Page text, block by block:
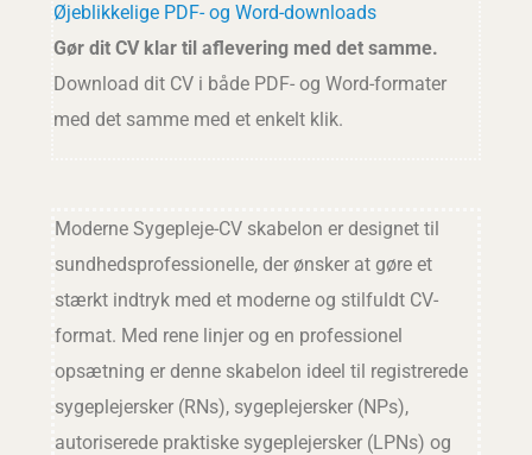
Øjeblikkelige PDF- og Word-downloads
Gør dit CV klar til aflevering med det samme.
Download dit CV i både PDF- og Word-formater
med det samme med et enkelt klik.
Moderne Sygepleje-CV skabelon er designet til
sundhedsprofessionelle, der ønsker at gøre et
stærkt indtryk med et moderne og stilfuldt CV-
format. Med rene linjer og en professionel
opsætning er denne skabelon ideel til registrerede
sygeplejersker (RNs), sygeplejersker (NPs),
autoriserede praktiske sygeplejersker (LPNs) og